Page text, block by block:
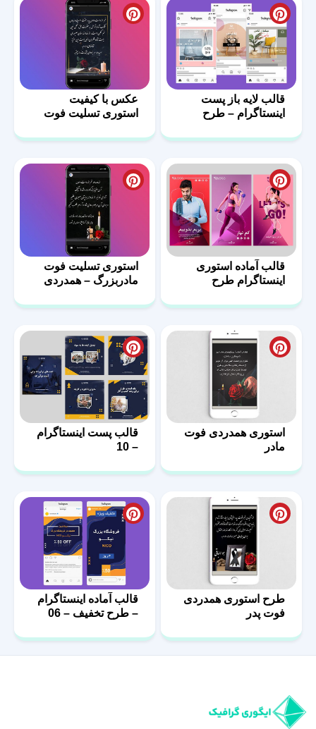
قالب لایه باز پست
اینستاگرام – طرح
عکس با کیفیت
استوری تسلیت فوت
قالب آماده استوری
اینستاگرام طرح
استوری تسلیت فوت
مادربزرگ – همدردی
استوری همدردی فوت
مادر
قالب پست اینستاگرام
– 10
طرح استوری همدردی
فوت پدر
قالب آماده اینستاگرام
– طرح تخفیف – 06